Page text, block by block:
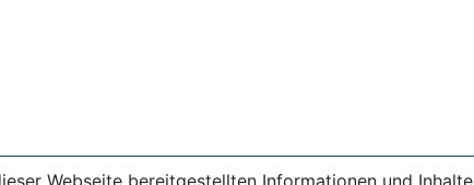
Webseite bereitgestellten Informationen und Inhalte